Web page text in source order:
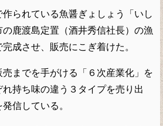
られている魚醤ぎょしょう「いし
鹿渡島定置（酒井秀信社長）の漁
成させ、販売にこぎ着けた。
までを手がける「６次産業化」を
持ち味の違う３タイプを売り出
信している。